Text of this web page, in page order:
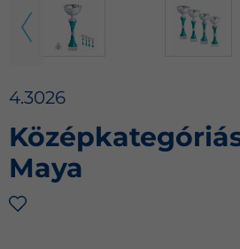
4.3026
Maya